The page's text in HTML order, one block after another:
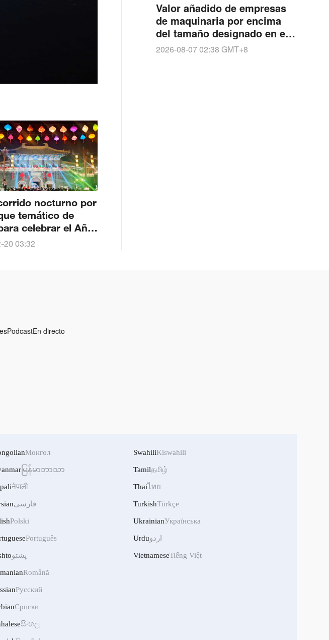
nocturno por
temático de
celebrar el Año
chino
20 03:32
Valor añadido de empresas
de maquinaria por encima
del tamaño designado en el
país crece un 6,4 %
2026-08-07 02:38 GMT+8
PodcastEn directo
Монгол
မြန်မာဘာသာ
नेपाली
فارسی
Polski
Português
پښتو
Română
Русский
Српски
සිංහල
SwahiliKiswahili
Tamilதமிழ்
Thaiไทย
TurkishTürkçe
UkrainianУкраїнська
Urduاردو
VietnameseTiếng Việt